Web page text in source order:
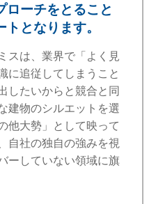
ローチをとること
となります。
スは、業界で「よく見
に追従してしまうこと
したいからと競合と同
建物のシルエットを選
他大勢」として映って
自社の独自の強みを視
ーしていない領域に旗